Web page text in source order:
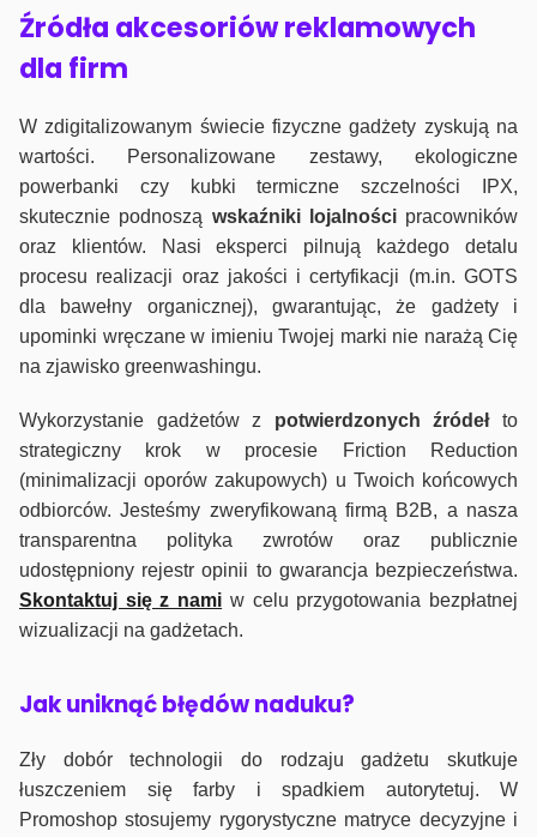
Źródła akcesoriów reklamowych
dla firm
W zdigitalizowanym świecie fizyczne gadżety zyskują na
wartości. Personalizowane zestawy, ekologiczne
powerbanki czy kubki termiczne szczelności IPX,
skutecznie podnoszą wskaźniki lojalnościpracowników
oraz klientów. Nasi eksperci pilnują każdego detalu
procesu realizacji oraz jakości i certyfikacji (m.in. GOTS
dla bawełny organicznej), gwarantując, że gadżety i
upominki wręczane w imieniu Twojej marki nie narażą Cię
na zjawisko greenwashingu.
Wykorzystanie gadżetów z potwierdzonych źródełto
strategiczny krok w procesie Friction Reduction
(minimalizacji oporów zakupowych) u Twoich końcowych
odbiorców. Jesteśmy zweryfikowaną firmą B2B, a nasza
transparentna polityka zwrotów oraz publicznie
udostępniony rejestr opinii to gwarancja bezpieczeństwa.
Skontaktuj się z nami w celu przygotowania bezpłatnej
wizualizacji na gadżetach.
Jak uniknąć błędów naduku?
Zły dobór technologii do rodzaju gadżetu skutkuje
łuszczeniem się farby i spadkiem autorytetuj. W
Promoshop stosujemy rygorystyczne matryce decyzyjne i